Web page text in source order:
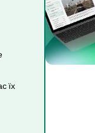
їх